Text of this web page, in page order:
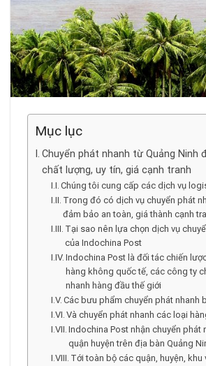
Mục lục
Chuyển phát nhanh từ Quảng Ninh
chất lượng, uy tín, giá cạnh tranh
Chúng tôi cung cấp các dịch vụ
Trong đó có dịch vụ chuyển phát
đảm bảo an toàn, giá thành cạnh
Tại sao nên lựa chọn dịch vụ
của Indochina Post
Indochina Post là đối tác chiến
hàng không quốc tế, các công ty
nhanh hàng đầu thế giới
Các bưu phẩm chuyển phát nhanh
Và chuyển phát nhanh các loại
Indochina Post nhận chuyển phát
quận huyện trên địa bàn Quảng
Tới toàn bộ các quận, huyện, khu